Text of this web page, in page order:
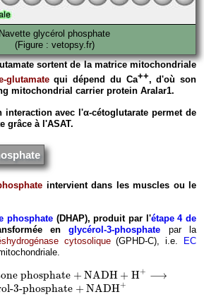
Navette glycérol phosphate
(Figure : vetopsy.fr)
sortent de la matrice mitochondriale
glutamatequi dépend du Ca++, d'où son
mitochondrial carrier protein Aralar1.
interaction avec l'α-cétoglutarate permet de
grâce à l'ASAT.
intervient dans les muscles ou le
phosphate (DHAP), produit par l'étape 4 de
englycérol-3-phosphate par la
cytosolique(GPHD-C), i.e.
EC
one phosphate + NADH + H+
ho ha e AD H+HX ⟶
⟶
ol-3-phosphate + NADH+
ol-3 -phosphate+ NADHX+